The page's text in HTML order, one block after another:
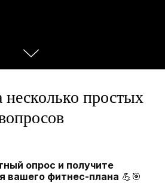
несколько простых
опрос и получите
вашего фитнес-плана 💪🎯